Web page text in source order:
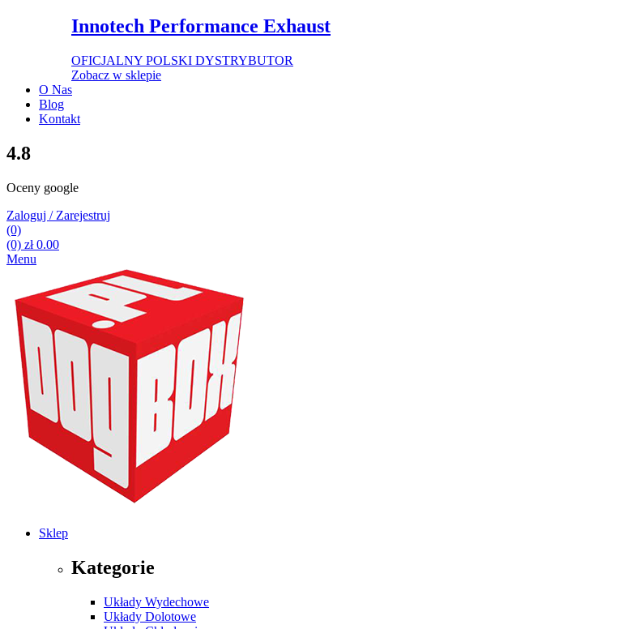
Innotech Performance Exhaust
OFICJALNY POLSKI DYSTRYBUTOR
Zobacz w sklepie
O Nas
Blog
Kontakt
4.8
Oceny google
Zaloguj / Zarejestruj
(0)
(0) zł0.00
Menu
Sklep
Kategorie
Układy Wydechowe
Układy Dolotowe